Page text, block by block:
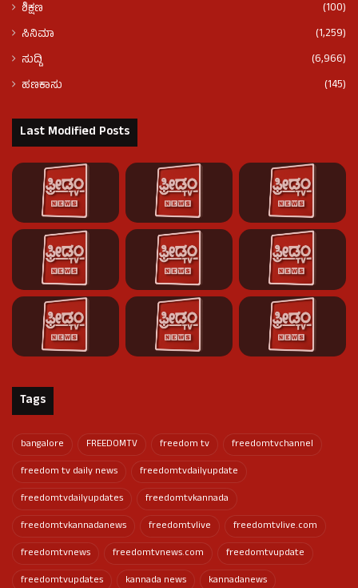
ಶಿಕ್ಷಣ
(100)
ಸಿನಿಮಾ
(1,259)
ಸುದ್ದಿ
(6,966)
ಹಣಕಾಸು
(145)
Last Modified Posts
Tags
bangalore FREEDOMTV freedom tv
freedomtvchannel
freedom tv daily news
freedomtvdailyupdate
freedomtvdailyupdates
freedomtvkannada
freedomtvkannadanews
freedomtvlive
freedomtvlive.com
freedomtvnews
freedomtvnews.com
freedomtvupdate
freedomtvupdates
kannada news
kannadanews